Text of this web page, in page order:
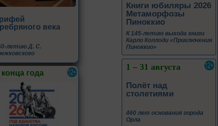
века
летию Д. С.
года
Книги юбиляры 2026
Метаморфозы
Пиноккио
К 145-летию выхода книги
Карло Коллоди «Приключения
Пиноккио»
1 – 31 августа
Полёт над
столетиями
460 лет основания города
Орла